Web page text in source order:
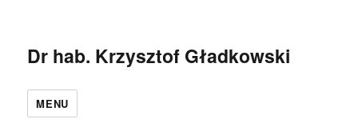
Dr hab. Krzysztof Gładkowski
MENU